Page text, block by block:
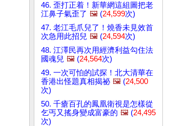
46. 歪打正着！新華網這組圖把老
江鼻子氣歪了 🖼️ (24,599次)
47. 老江毛爪兒了！燒香未見效首
次急用此招兒 🖼️ (24,594次)
48. 江澤民再次用經濟利益勾住法
國魂兒 🖼️ (24,564次)
49. 一次可怕的試探！北大清華在
香港出怪題真相揭祕 🖼️ (24,500
次)
50. 千瘡百孔的鳳凰衛視是怎樣從
乞丐又搖身變成富豪的 🖼️ (24,495
次)